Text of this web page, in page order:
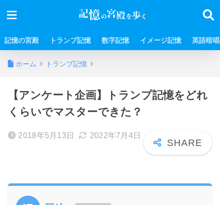
記憶の宮殿 トランプ記憶 数字記憶 イメージ記憶 英語暗唱
ホーム トランプ記憶
【アンケート企画】トランプ記憶をどれ
くらいでマスターできた？
2018年5月13日 2022年7月4日